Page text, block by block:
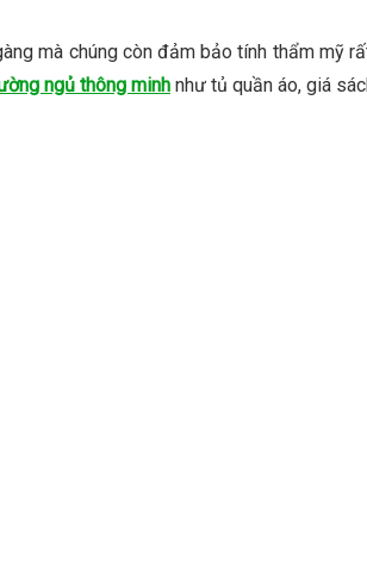
mà chúng còn đảm bảo tính thẩm mỹ
ngủ thông minh như tủ quần áo, giá